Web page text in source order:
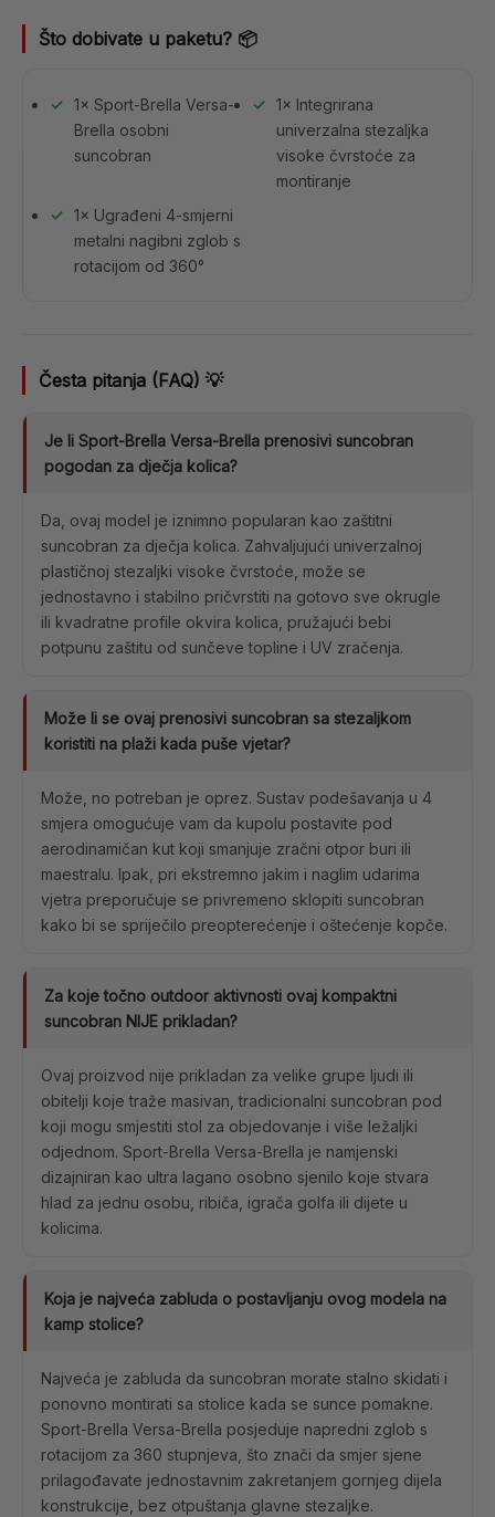
Što dobivate u paketu? 📦
✓ 1× Sport-Brella Versa-
Brella osobni
suncobran
✓ 1× Integrirana
univerzalna stezaljka
visoke čvrstoće za
montiranje
✓ 1× Ugrađeni 4-smjerni
metalni nagibni zglob s
rotacijom od 360°
Česta pitanja (FAQ) 💡
Je li Sport-Brella Versa-Brella prenosivi suncobran
pogodan za dječja kolica?
Da, ovaj model je iznimno popularan kao zaštitni
suncobran za dječja kolica. Zahvaljujući univerzalnoj
plastičnoj stezaljki visoke čvrstoće, može se
jednostavno i stabilno pričvrstiti na gotovo sve okrugle
ili kvadratne profile okvira kolica, pružajući bebi
potpunu zaštitu od sunčeve topline i UV zračenja.
Može li se ovaj prenosivi suncobran sa stezaljkom
koristiti na plaži kada puše vjetar?
Može, no potreban je oprez. Sustav podešavanja u 4
smjera omogućuje vam da kupolu postavite pod
aerodinamičan kut koji smanjuje zračni otpor buri ili
maestralu. Ipak, pri ekstremno jakim i naglim udarima
vjetra preporučuje se privremeno sklopiti suncobran
kako bi se spriječilo preopterećenje i oštećenje kopče.
Za koje točno outdoor aktivnosti ovaj kompaktni
suncobran NIJE prikladan?
Ovaj proizvod nije prikladan za velike grupe ljudi ili
obitelji koje traže masivan, tradicionalni suncobran pod
koji mogu smjestiti stol za objedovanje i više ležaljki
odjednom. Sport-Brella Versa-Brella je namjenski
dizajniran kao ultra lagano osobno sjenilo koje stvara
hlad za jednu osobu, ribiča, igrača golfa ili dijete u
kolicima.
Koja je najveća zabluda o postavljanju ovog modela na
kamp stolice?
Najveća je zabluda da suncobran morate stalno skidati i
ponovno montirati sa stolice kada se sunce pomakne.
Sport-Brella Versa-Brella posjeduje napredni zglob s
rotacijom za 360 stupnjeva, što znači da smjer sjene
prilagođavate jednostavnim zakretanjem gornjeg dijela
konstrukcije, bez otpuštanja glavne stezaljke.